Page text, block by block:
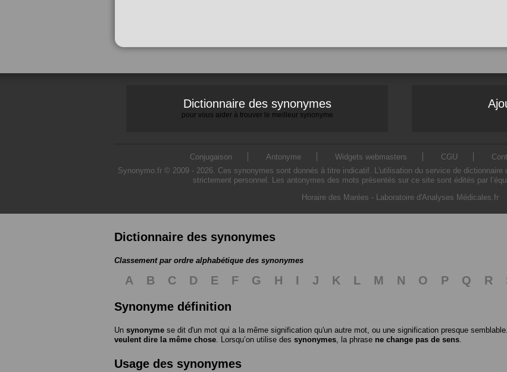
Dictionnaire des synonymes
pour vous aider à trouver le meilleur synonyme
Conjugaison Antonyme Widgets webmasters CGU
Synonymo.fr © 2009 - 2026. Ces synonymes sont donnés à titre indicatif. L'utilisation du service de
strictement personnel. Les antonymes des mots présentés sur ce site sont édités par
Horaire des Marées - Laboratoire d'Analyses Médicales.fr
Dictionnaire des synonymes
Classement par ordre alphabétique des synonymes
A B C D E F G H I J K L M N O P Q R
Synonyme définition
Un synonyme se dit d'un mot qui a la même signification qu'un autre mot, ou une signification presque
veulent dire la même chose . Lorsqu’on utilise des synonymes , la phrase ne change pas de sens
Usage des synonymes